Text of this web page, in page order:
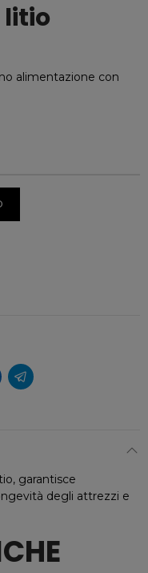
litio
alimentazione con
garantisce
degli attrezzi e